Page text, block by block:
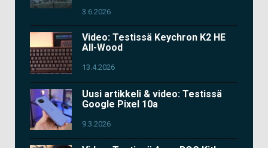
3.6.2026
Video: Testissä Keychron K2 HE
All-Wood
13.4.2026
Uusi artikkeli & video: Testissä
Google Pixel 10a
9.3.2026